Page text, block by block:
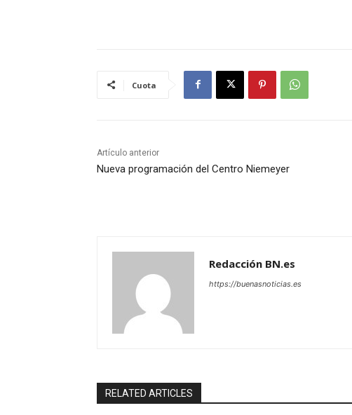
Cuota
Artículo anterior
Nueva programación del Centro Niemeyer
Redacción BN.es
https://buenasnoticias.es
RELATED ARTICLES